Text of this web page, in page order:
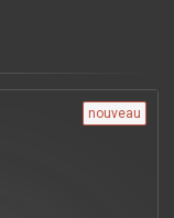
nouveau